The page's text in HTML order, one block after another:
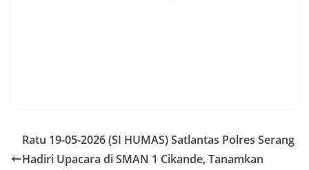
Ratu 19-05-2026 (SI HUMAS) Satlantas Polres Serang
Hadiri Upacara di SMAN 1 Cikande, Tanamkan